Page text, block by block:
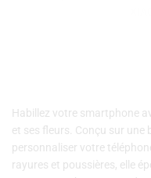
Habillez votre smartphone
et ses fleurs. Conçu sur
personnaliser votre
rayures et poussières, elle